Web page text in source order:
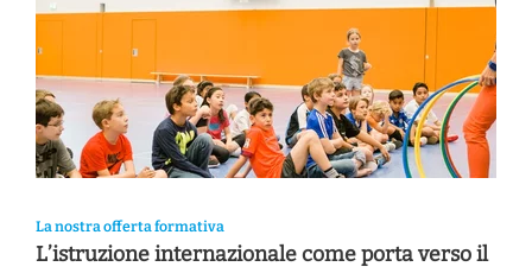
La nostra offerta formativa
L’istruzione internazionale come porta verso il